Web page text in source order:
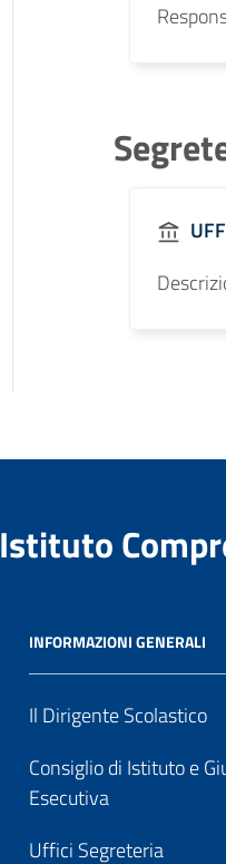
Istituto
INFORMAZIONI GENERALI
Il Dirigente Scolastico
Consiglio di Istituto e
Esecutiva
Uffici Segreteria